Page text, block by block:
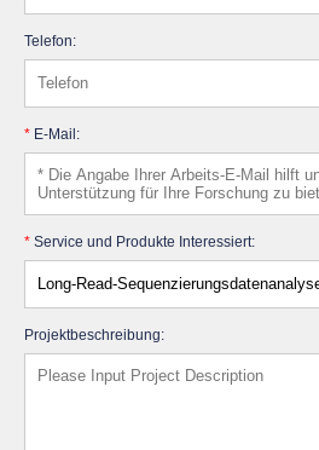
Telefon:
* E-Mail:
* Service und Produkte Interessiert:
Projektbeschreibung: